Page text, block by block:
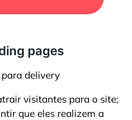
pages
visitantes para o site;
que eles realizem a